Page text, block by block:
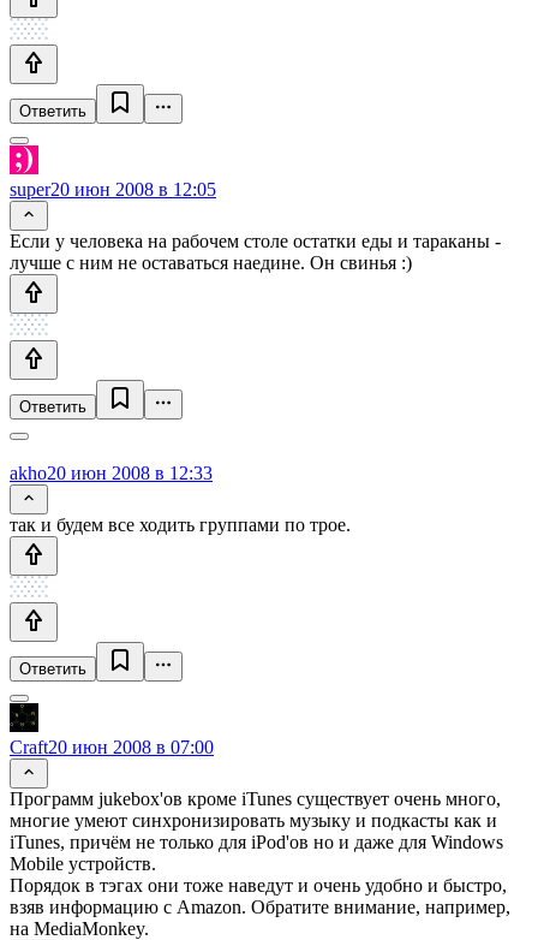
Ответить
super20 июн 2008 в 12:05
Если у человека на рабочем столе остатки еды и тараканы -
лучше с ним не оставаться наедине. Он свинья :)
Ответить
akho20 июн 2008 в 12:33
так и будем все ходить группами по трое.
Ответить
Craft20 июн 2008 в 07:00
Программ jukebox'ов кроме iTunes существует очень много,
многие умеют синхронизировать музыку и подкасты как и
iTunes, причём не только для iPod'ов но и даже для Windows
Mobile устройств.
Порядок в тэгах они тоже наведут и очень удобно и быстро,
взяв информацию с Amazon. Обратите внимание, например,
на MediaMonkey.